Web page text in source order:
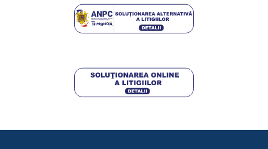
148,00 lei